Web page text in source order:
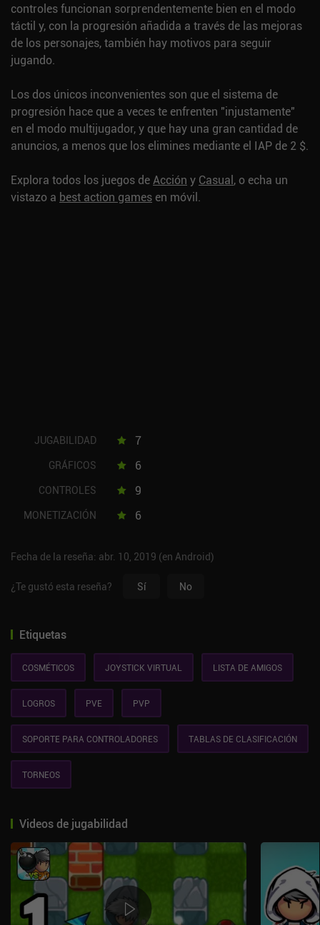
controles funcionan sorprendentemente bien en el modo
táctil y, con la progresión añadida a través de las mejoras
de los personajes, también hay motivos para seguir
jugando.
Los dos únicos inconvenientes son que el sistema de
progresión hace que a veces te enfrenten "injustamente"
en el modo multijugador, y que hay una gran cantidad de
anuncios, a menos que los elimines mediante el IAP de 2 $.
Explora todos los juegos deAcción y Casual, o echa un
vistazo a best action games en móvil.
JUGABILIDAD 7
GRÁFICOS 6
CONTROLES 9
MONETIZACIÓN 6
Fecha de la reseña: abr. 10, 2019 (en Android)
¿Te gustó esta reseña? Sí No
Etiquetas
COSMÉTICOS JOYSTICK VIRTUAL LISTA DE AMIGOS
LOGROS PVE PVP
SOPORTE PARA CONTROLADORES TABLAS DE CLASIFICACIÓN
TORNEOS
Videos de jugabilidad